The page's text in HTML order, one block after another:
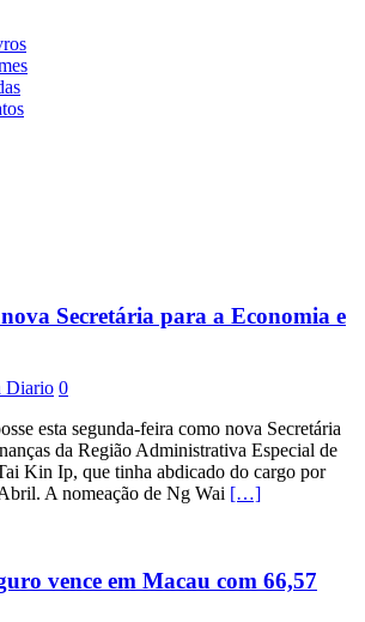
Secretária para a Economia e
Diario 0
esta segunda-feira como nova Secretária
da Região Administrativa Especial de
Kin Ip, que tinha abdicado do cargo por
A nomeação de Ng Wai […]
vence em Macau com 66,57